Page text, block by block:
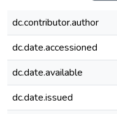
dc.contributor.author
dc.date.accessioned
dc.date.available
dc.date.issued